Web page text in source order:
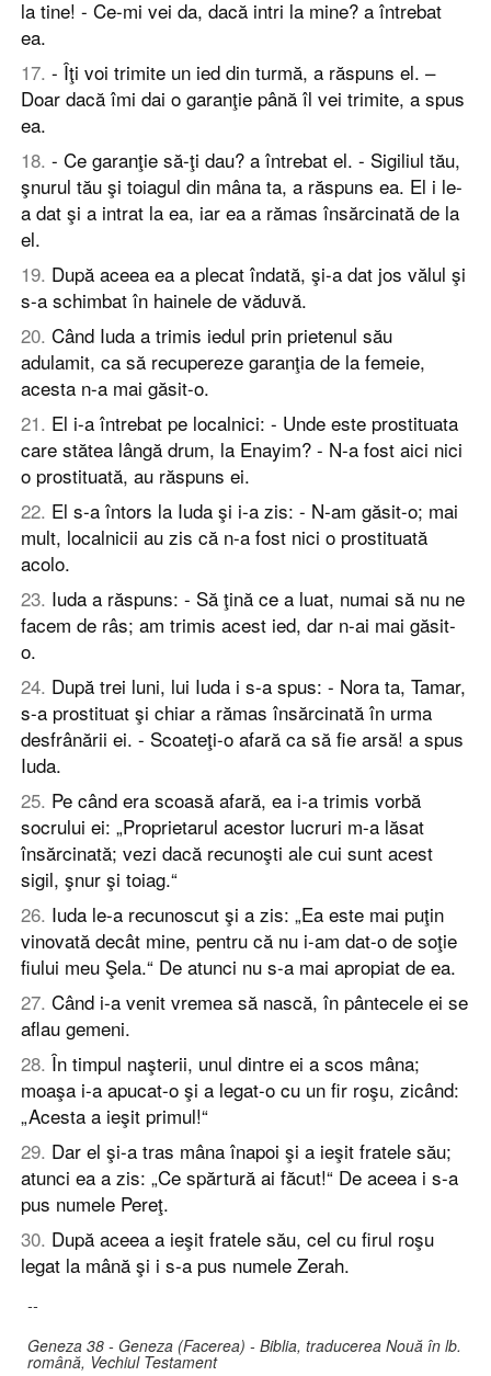
la tine! - Ce-mi vei da, dacă intri la mine? a întrebat
ea.
17. - Îţi voi trimite un ied din turmă, a răspuns el. –
Doar dacă îmi dai o garanţie până îl vei trimite, a spus
ea.
18. - Ce garanţie să-ţi dau? a întrebat el. - Sigiliul tău,
şnurul tău şi toiagul din mâna ta, a răspuns ea. El i le-
a dat şi a intrat la ea, iar ea a rămas însărcinată de la
el.
19. După aceea ea a plecat îndată, şi-a dat jos vălul şi
s-a schimbat în hainele de văduvă.
20. Când Iuda a trimis iedul prin prietenul său
adulamit, ca să recupereze garanţia de la femeie,
acesta n-a mai găsit-o.
21. El i-a întrebat pe localnici: - Unde este prostituata
care stătea lângă drum, la Enayim? - N-a fost aici nici
o prostituată, au răspuns ei.
22. El s-a întors la Iuda şi i-a zis: - N-am găsit-o; mai
mult, localnicii au zis că n-a fost nici o prostituată
acolo.
23. Iuda a răspuns: - Să ţină ce a luat, numai să nu ne
facem de râs; am trimis acest ied, dar n-ai mai găsit-
o.
24. După trei luni, lui Iuda i s-a spus: - Nora ta, Tamar,
s-a prostituat şi chiar a rămas însărcinată în urma
desfrânării ei. - Scoateţi-o afară ca să fie arsă! a spus
Iuda.
25. Pe când era scoasă afară, ea i-a trimis vorbă
socrului ei: „Proprietarul acestor lucruri m-a lăsat
însărcinată; vezi dacă recunoşti ale cui sunt acest
sigil, şnur şi toiag.“
26. Iuda le-a recunoscut şi a zis: „Ea este mai puţin
vinovată decât mine, pentru că nu i-am dat-o de soţie
fiului meu Şela.“ De atunci nu s-a mai apropiat de ea.
27. Când i-a venit vremea să nască, în pântecele ei se
aflau gemeni.
28. În timpul naşterii, unul dintre ei a scos mâna;
moaşa i-a apucat-o şi a legat-o cu un fir roşu, zicând:
„Acesta a ieşit primul!“
29. Dar el şi-a tras mâna înapoi şi a ieşit fratele său;
atunci ea a zis: „Ce spărtură ai făcut!“ De aceea i s-a
pus numele Pereţ.
30. După aceea a ieşit fratele său, cel cu firul roşu
legat la mână şi i s-a pus numele Zerah.
--
Geneza 38 - Geneza (Facerea) - Biblia, traducerea Nouă în lb.
română, Vechiul Testament